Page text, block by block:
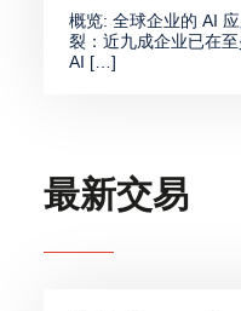
概览: 全球企业的 AI
裂：近九成企业已在
AI […]
最新交易